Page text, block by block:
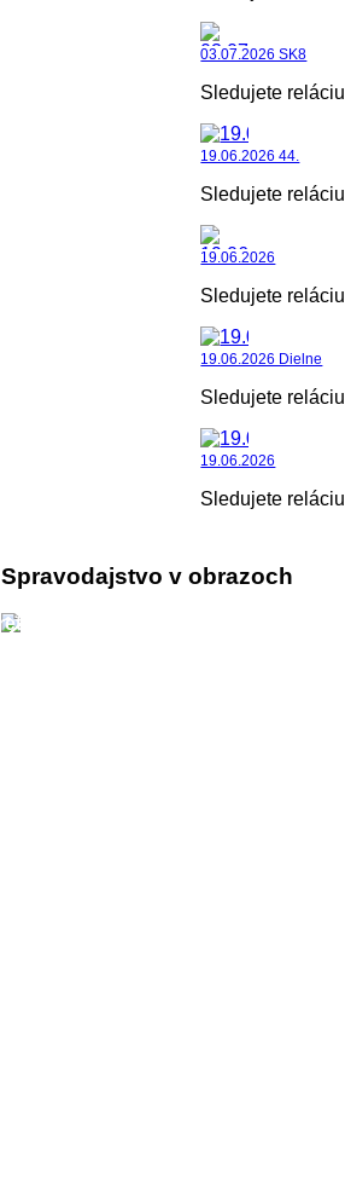
03.07.2026 SK8
Sledujete reláciu
19.06.2026 44.
Sledujete reláciu
19.06.2026
Sledujete reláciu
19.06.2026 Dielne
Sledujete reláciu
19.06.2026
Sledujete reláciu
Spravodajstvo v obrazoch